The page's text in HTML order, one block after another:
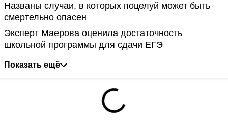
Названы случаи, в которых поцелуй может быть
смертельно опасен
Эксперт Маерова оценила достаточность
школьной программы для сдачи ЕГЭ
Показать ещё